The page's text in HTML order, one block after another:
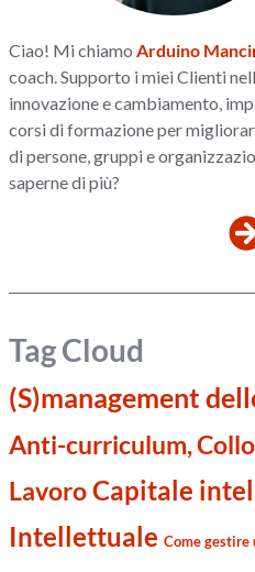
Ciao! Mi chiamoArduino
coach. Supporto i miei Clienti
innovazione e cambiamento,
corsi di formazione per
di persone, gruppi e
saperne di più?
Tag Cloud
(S)management
Anti-curriculum,
LavoroCapitale
Intellettuale Come gestire